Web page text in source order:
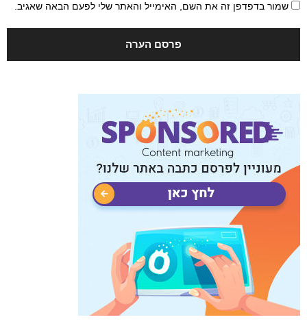
שמור בדפדפן זה את השם, האימייל והאתר שלי לפעם הבאה שאגיב.